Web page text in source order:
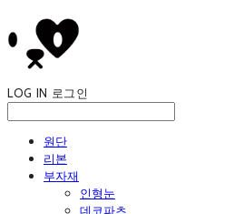
LOG IN 로그인
원단
리본
부자재
인형눈
데코파츠